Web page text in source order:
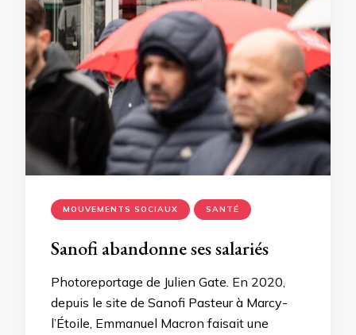
MOUVEMENTS SOCIAUX SANTÉ
Sanofi abandonne ses salariés
Photoreportage de Julien Gate. En 2020,
depuis le site de Sanofi Pasteur à Marcy-
l’Étoile, Emmanuel Macron faisait une